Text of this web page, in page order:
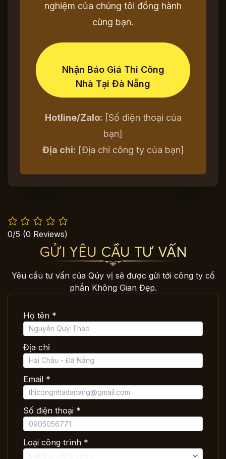
nghiệm của chúng tôi đồng hành
cùng bạn.
Nhận Báo Giá Thi Công
Nhà Tại Đà Nẵng
Hotline/Zalo: [Số điện thoại của
bạn]
Địa chỉ: [Địa chỉ công ty của bạn]
0/5 (0 Reviews)
GỬI YÊU CẦU TƯ VẤN
Yêu cầu tư vấn của Qúy vị sẽ được gửi tới công ty cổ
phần Không Gian Đẹp.
Họ tên *
Địa chỉ
Email *
Số điện thoại *
Loại công trình *